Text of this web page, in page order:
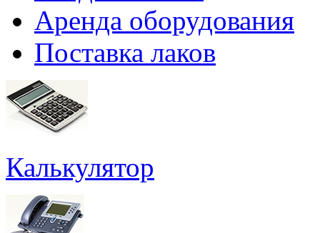
Аренда оборудования
Поставка лаков
Калькулятор